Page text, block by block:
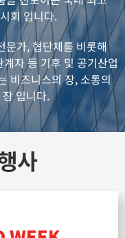
회 입니다.
문가, 협단체를 비롯해
계자 등기후 및 공기산업
비즈니스의 장, 소통의
입니다.
사